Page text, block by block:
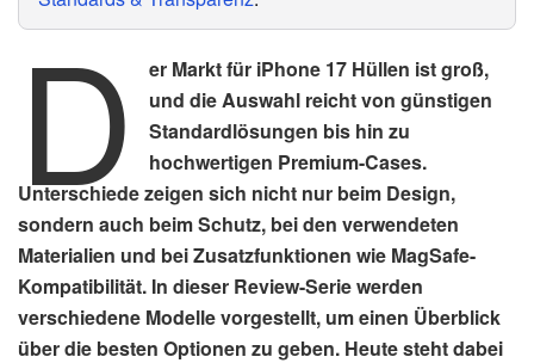
D
er Markt für iPhone 17 Hüllen ist groß,
und die Auswahl reicht von günstigen
Standardlösungen bis hin zu
hochwertigen Premium-Cases.
Unterschiede zeigen sich nicht nur beim Design,
sondern auch beim Schutz, bei den verwendeten
Materialien und bei Zusatzfunktionen wie MagSafe-
Kompatibilität. In dieser Review-Serie werden
verschiedene Modelle vorgestellt, um einen Überblick
über die besten Optionen zu geben. Heute steht dabei